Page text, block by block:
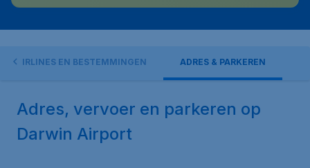
AIRLINES EN BESTEMMINGEN ADRES & PARKEREN
Adres, vervoer en parkeren op
Darwin Airport